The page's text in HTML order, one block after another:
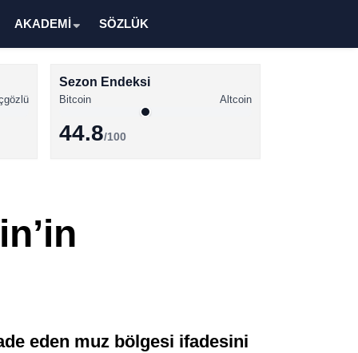
AKADEMİ SÖZLÜK
Sezon Endeksi
Bitcoin Altcoin
44.8/100
eden muz bölgesi ifadesini